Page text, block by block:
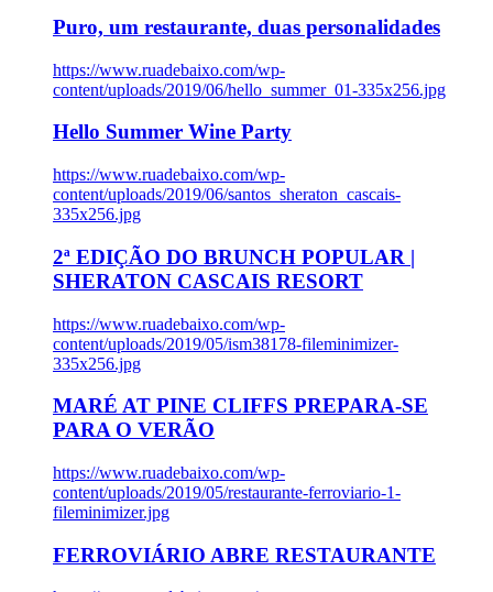
Puro, um restaurante, duas personalidades
https://www.ruadebaixo.com/wp-
content/uploads/2019/06/hello_summer_01-335x256.jpg
Hello Summer Wine Party
https://www.ruadebaixo.com/wp-
content/uploads/2019/06/santos_sheraton_cascais-
335x256.jpg
2ª EDIÇÃO DO BRUNCH POPULAR |
SHERATON CASCAIS RESORT
https://www.ruadebaixo.com/wp-
content/uploads/2019/05/ism38178-fileminimizer-
335x256.jpg
MARÉ AT PINE CLIFFS PREPARA-SE
PARA O VERÃO
https://www.ruadebaixo.com/wp-
content/uploads/2019/05/restaurante-ferroviario-1-
fileminimizer.jpg
FERROVIÁRIO ABRE RESTAURANTE